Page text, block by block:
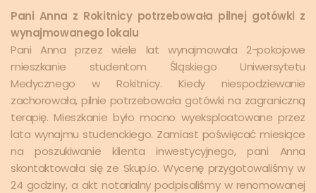
Pani Anna z Rokitnicy potrzebowała pilnej gotówki z
wynajmowanego lokalu
Pani Anna przez wiele lat wynajmowała 2-pokojowe
mieszkanie studentom Śląskiego Uniwersytetu
Medycznego w Rokitnicy. Kiedy niespodziewanie
zachorowała, pilnie potrzebowała gotówki na zagraniczną
terapię. Mieszkanie było mocno wyeksploatowane przez
lata wynajmu studenckiego. Zamiast poświęcać miesiące
na poszukiwanie klienta inwestycyjnego, pani Anna
skontaktowała się ze Skup.io. Wycenę przygotowaliśmy w
24 godziny, a akt notarialny podpisaliśmy w renomowanej